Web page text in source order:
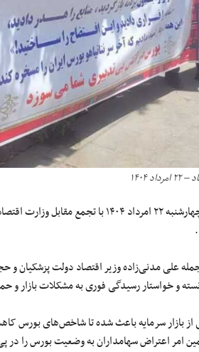
۱۴۰۴
شماری از سهامداران بازار بورس امروز چهارشنبه ۲۲
علی مدنی‌زاده وزیر اقتصاد دولت پزشکیان
و خواستار رسیدگی فوری به مشکلات بازار و
از بازار سرمایه باعث شده تا شاخص‌های بورس
امر اعتراض سهامداران به وضعیت بورس را